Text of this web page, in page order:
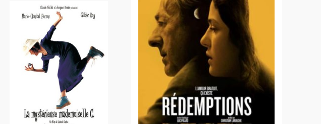
La mystérieuse
Mademoiselle C.